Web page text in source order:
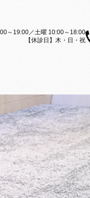
～19:00／土曜 10:00～18:00
【休診日】木・日・祝
矯正歯科の理念
院案内
科用CT
タッフ募集
矯正歯科治療のご案内
れから矯正歯科治療をお考え
正歯科治療の流れ
人の矯正（成人矯正）
どもの矯正（小児矯正）